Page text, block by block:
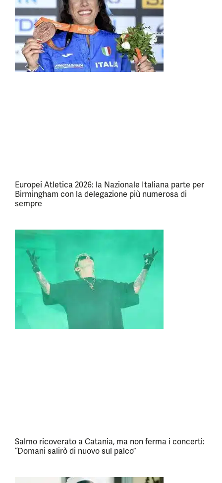
Europei Atletica 2026: la Nazionale Italiana parte per
Birmingham con la delegazione più numerosa di
sempre
Salmo ricoverato a Catania, ma non ferma i concerti:
“Domani salirò di nuovo sul palco”